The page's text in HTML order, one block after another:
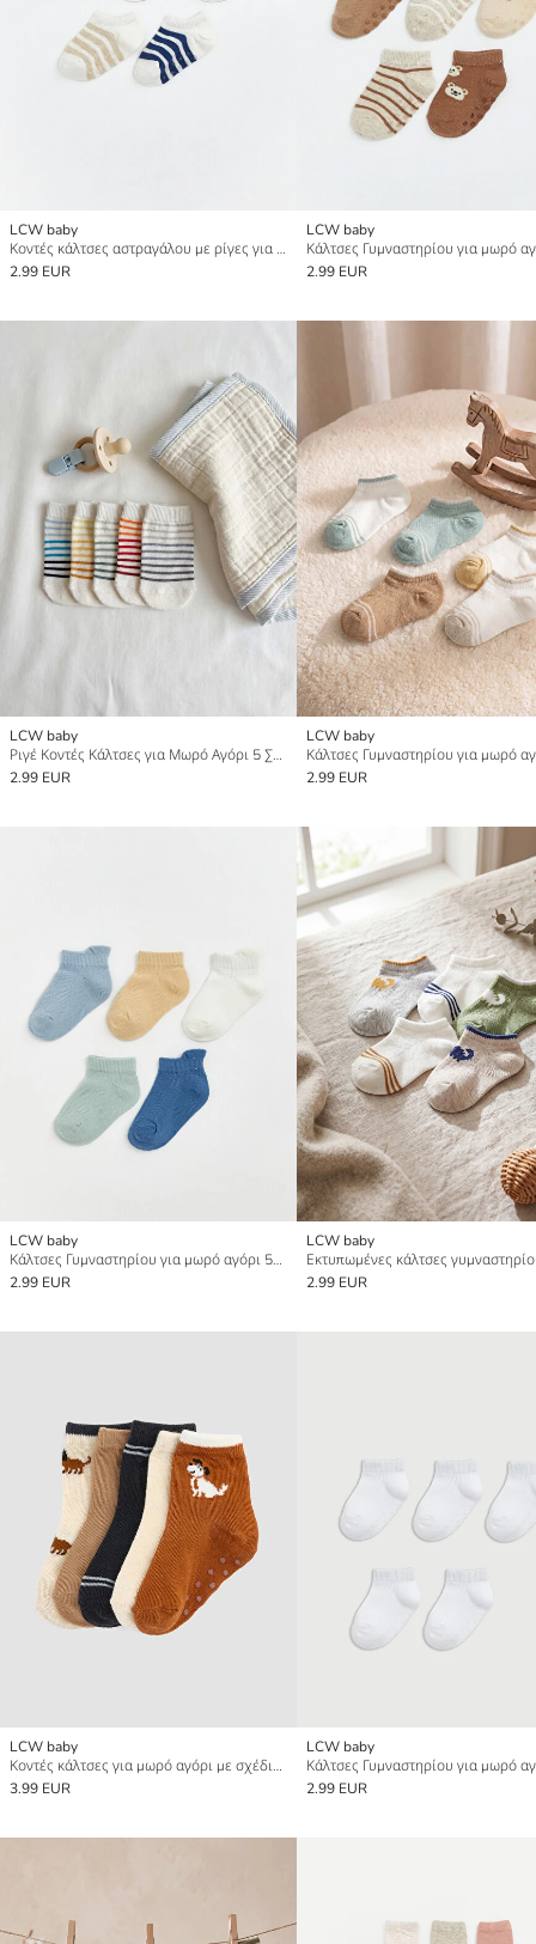
LCW baby
Κοντές κάλτσες αστραγάλου με ρίγες για μωρό αγόρι 5 τεμάχια
2.99 EUR
LCW baby
2.99 EUR
LCW baby
Ριγέ Κοντές Κάλτσες για Μωρό Αγόρι 5 Συσκευασίες
2.99 EUR
LCW baby
2.99 EUR
LCW baby
Κάλτσες Γυμναστηρίου για μωρό αγόρι 5άδα
2.99 EUR
LCW baby
2.99 EUR
LCW baby
Κοντές κάλτσες για μωρό αγόρι με σχέδια, συσκευασία 5 τεμαχίων
3.99 EUR
LCW baby
2.99 EUR